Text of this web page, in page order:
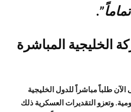
تماماً”.
الخليجية المباشرة
الآن طلباً مباشراً للدول الخليجية
وتعزو التقديرات العسكرية ذلك